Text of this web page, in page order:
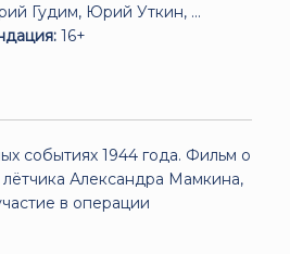
Гудим, Юрий Уткин, ...
16+
событиях 1944 года. Фильм о
лётчика Александра Мамкина,
в операции